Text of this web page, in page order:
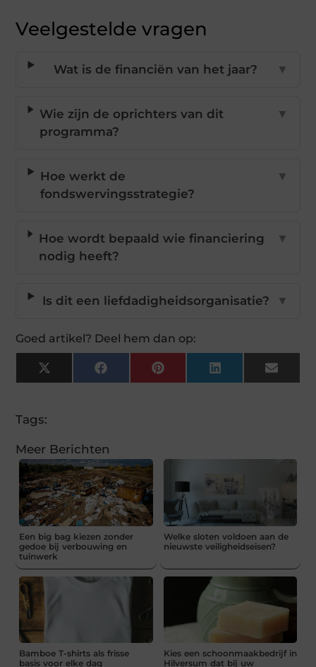
Veelgestelde vragen
Wat is de financiën van het jaar? ▼
Wie zijn de oprichters van dit
programma?
▼
Hoe werkt de
fondswervingsstrategie?
▼
Hoe wordt bepaald wie financiering
nodig heeft?
▼
Is dit een liefdadigheidsorganisatie? ▼
Goed artikel? Deel hem dan op:
X
(Twitter)
FacebookPinterestLinkedInEmail
Tags:
Meer Berichten
Een big bag kiezen zonder
gedoe bij verbouwing en
tuinwerk
Welke sloten voldoen aan de
nieuwste veiligheidseisen?
Bamboe T-shirts als frisse
basis voor elke dag
Kies een schoonmaakbedrijf in
Hilversum dat bij uw